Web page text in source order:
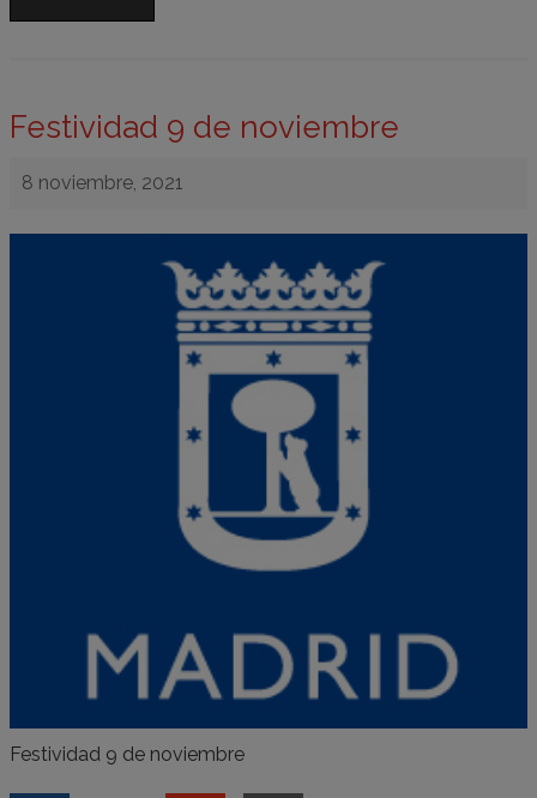
Festividad 9 de noviembre
8 noviembre, 2021
Festividad 9 de noviembre